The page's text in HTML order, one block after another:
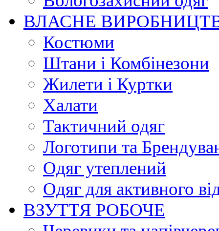
ВЛАСНЕ
Костюми
Штани і Комбінезони
Жилети і Куртки
Халати
Тактичний одяг
Логотипи та
Одяг утеплений
Одяг для активного
ВЗУТТЯ РОБОЧЕ